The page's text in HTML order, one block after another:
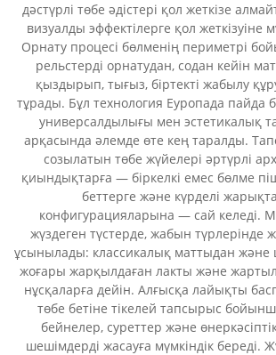
дәстүрлі төбе әдістері қол жеткізе
визуалды эффектілерге қол жеткізуіне
Орнату процесі бөлменің периметрі
рельстерді орнатудан, содан кейін
қыздырып, тығыз, біртекті жабылу
тұрады. Бұл технология Еуропада пайда
универсалдылығы мен эстетикалық
арқасында әлемде өте кең таралды.
созылатын төбе жүйелері әртүрлі
қиындықтарға — біркелкі емес бөлме
беттерге және күрделі
конфигурацияларына — сай келеді.
жүздеген түстерде, жабын түрлерінде
ұсынылады: классикалық маттыдан және
жоғары жарқылдаған лакты және
нұсқаларға дейін. Алғысқа лайықты
төбе бетіне тікелей тапсырыс
бейнелер, суреттер және
шешімдерді жасауға мүмкіндік береді.